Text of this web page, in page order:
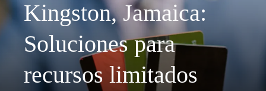
Kingston, Jamaica:
Soluciones para
recursos limitados